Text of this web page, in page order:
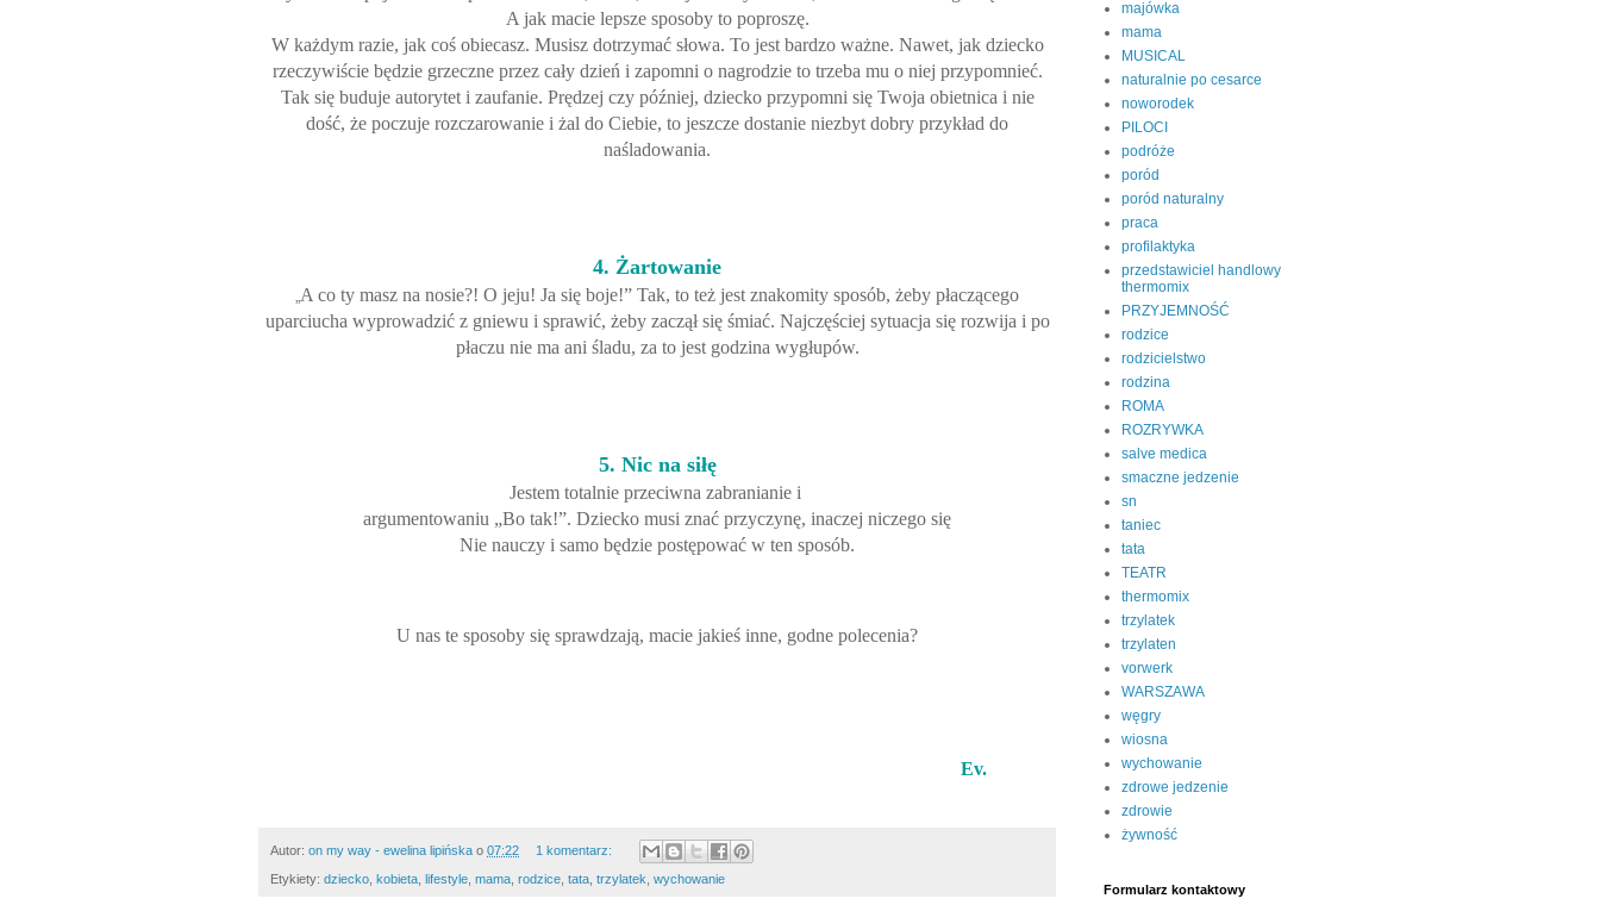
A jak macie lepsze sposoby to poproszę.
W każdym razie, jak coś obiecasz. Musisz dotrzymać słowa. To jest bardzo ważne. Nawet, jak dziecko
rzeczywiście będzie grzeczne przez cały dzień i zapomni o nagrodzie to trzeba mu o niej przypomnieć.
Tak się buduje autorytet i zaufanie. Prędzej czy później, dziecko przypomni się Twoja obietnica i nie
dość, że poczuje rozczarowanie i żal do Ciebie, to jeszcze dostanie niezbyt dobry przykład do
naśladowania.
4. Żartowanie
„A co ty masz na nosie?! O jeju! Ja się boje!” Tak, to też jest znakomity sposób, żeby płaczącego
uparciucha wyprowadzić z gniewu i sprawić, żeby zaczął się śmiać. Najczęściej sytuacja się rozwija i po
płaczu nie ma ani śladu, za to jest godzina wygłupów.
5. Nic na siłę
Jestem totalnie przeciwna zabranianie i
argumentowaniu „Bo tak!”. Dziecko musi znać przyczynę, inaczej niczego się
Nie nauczy i samo będzie postępować w ten sposób.
U nas te sposoby się sprawdzają, macie jakieś inne, godne polecenia?
Ev.
Autor: on my way - ewelina lipińska o 07:22 1 komentarz:
Etykiety: dziecko, kobieta, lifestyle, mama, rodzice, tata, trzylatek, wychowanie
majówka
mama
MUSICAL
naturalnie po cesarce
noworodek
PILOCI
podróże
poród
poród naturalny
praca
profilaktyka
przedstawiciel handlowy
thermomix
PRZYJEMNOŚĆ
rodzice
rodzicielstwo
rodzina
ROMA
ROZRYWKA
salve medica
smaczne jedzenie
sn
taniec
tata
TEATR
thermomix
trzylatek
trzylaten
vorwerk
WARSZAWA
węgry
wiosna
wychowanie
zdrowe jedzenie
zdrowie
żywność
Formularz kontaktowy